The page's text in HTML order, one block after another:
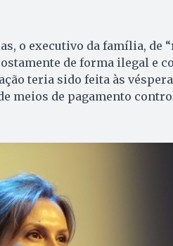
o executivo da família, de
de forma ilegal e
teria sido feita às
meios de pagamento